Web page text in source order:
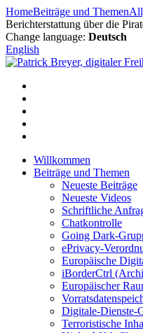
Zum
Inhalt
springen
HomeBeiträge und Themen
Berichterstattung über die
Change language: Deutsch
English
Willkommen
Beiträge und Themen
Neueste Beiträge
Neueste Videos
Schriftliche
Chatkontrolle
Going Dark-
ePrivacy-
Europäische
iBorderCtrl
Europäischer
Digitale-Dienste-
Terroristische